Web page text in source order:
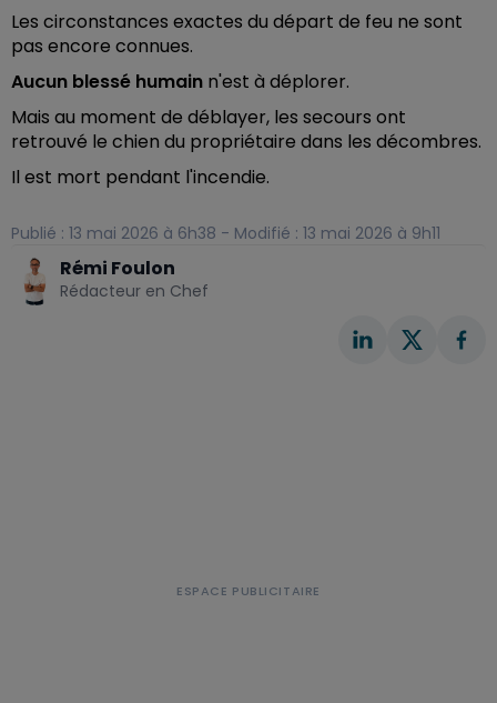
Les circonstances exactes du départ de feu ne sont
pas encore connues.
Aucun blessé humain n'est à déplorer.
Mais au moment de déblayer, les secours ont
retrouvé le chien du propriétaire dans les décombres.
Il est mort pendant l'incendie.
Publié : 13 mai 2026 à 6h38 - Modifié : 13 mai 2026 à 9h11
Rémi Foulon
Rédacteur en Chef